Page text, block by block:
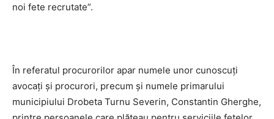
noi fete recrutate”.
În referatul procurorilor apar numele unor cunoscuţi
avocaţi şi procurori, precum şi numele primarului
municipiului Drobeta Turnu Severin, Constantin Gherghe,